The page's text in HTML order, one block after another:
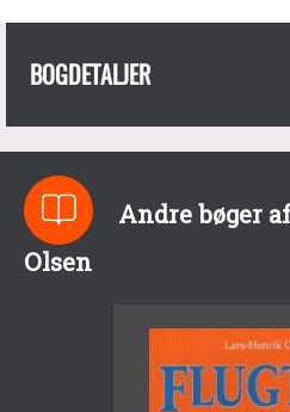
BOGDETALJER
Andre bøger
Olsen